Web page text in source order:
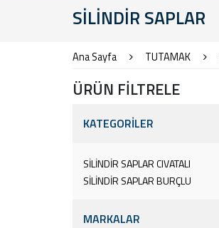
SİLİNDİR SAPLAR
Ana Sayfa TUTAMAK
ÜRÜN FİLTRELE
KATEGORİLER
SİLİNDİR SAPLAR CIVATALI
SİLİNDİR SAPLAR BURÇLU
MARKALAR